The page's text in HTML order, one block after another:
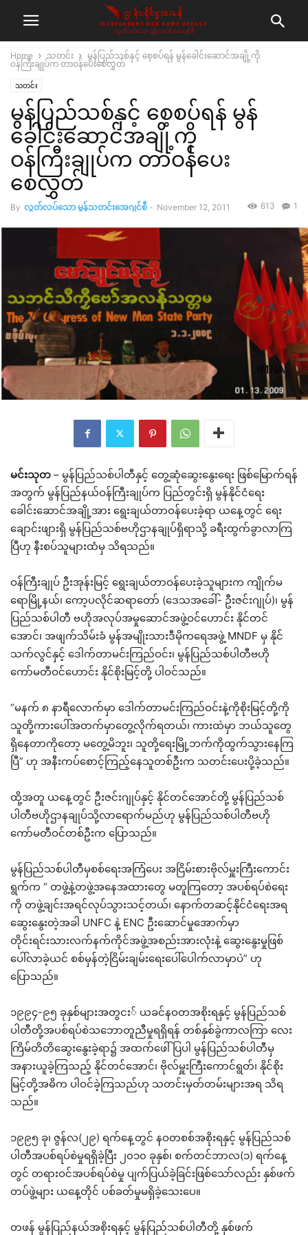
Home သတင်း
မွန်ပြည်သစ်နှင့် စေ့စပ်ရန် မွန်ခေါင်းဆောင်အချို့ကို
ဝန်ကြီးချုပ်က တာဝန်ပေးစေလွှတ်
သတင်း
မွန်ပြည်သစ်နှင့် စေ့စပ်ရန် မွန်
ခေါင်းဆောင်အချို့ကို
ဝန်ကြီးချုပ်က တာဝန်ပေး
စေလွှတ်
By လွတ်လပ်သော မွန်သတင်းအေဂျင်စီ - November 12, 2011 1
613
မင်းသုတ – မွန်ပြည်သစ်ပါတီနှင့် တွေ့ဆုံဆွေးနွေးရေး ဖြစ်မြောက်ရန်
အတွက် မွန်ပြည်နယ်ဝန်ကြီးချုပ်က ပြည်တွင်းရှိ မွန်နိုင်ငံရေး
ခေါင်းဆောင်အချို့အား ရွေးချယ်တာဝန်ပေးခဲ့ရာ ယနေ့တွင် ရေး
ချောင်းဖျားရှိ မွန်ပြည်သစ်ဗဟိုဌာနချုပ်ရှိရာသို့ ခရီးထွက်ခွာလာကြ
ပြီဟု နီးစပ်သူများထံမှ သိရသည်။
ဝန်ကြီးချုပ် ဦးအုန်းမြင့် ရွေးချယ်တာဝန်ပေးခဲ့သူများက ကျိုက်မ
ရောမြို့နယ်၊ ကော့ပလိုင်ဆရာတော် (ဒေသအခေါ်- ဦးဇင်းဂျုပ်)၊ မွန်
ပြည်သစ်ပါတီ ဗဟိုအလုပ်အမှုဆောင်အဖွဲ့ဝင်ဟောင်း နိုင်တင်
အောင်၊ အဖျက်သိမ်းခံ မွန်အမျိုးသားဒီမိုကရေအဖွဲ့ MNDF မှ နိုင်
သက်လွင်နှင့် ဒေါက်တာမင်းကြည်ဝင်း၊ မွန်ပြည်သစ်ပါတီဗဟို
ကော်မတီဝင်ဟောင်း နိုင်စိုးမြင့်တို့ ပါဝင်သည်။
“မနက် ၈ နာရီလောက်မှာ ဒေါက်တာမင်းကြည်ဝင်းနဲ့ကိုစိုးမြင့်တို့ကို
သူတို့ကားပေါ်အတက်မှာတွေ့လိုက်ရတယ်၊ ကားထဲမှာ ဘယ်သူတွေ
ရှိနေတာကိုတော့ မတွေ့မိဘူး၊ သူတို့ရေးမြို့ဘက်ကိုထွက်သွားနေကြ
ပြီ” ဟု အနီးကပ်စောင့်ကြည့်နေသူတစ်ဦးက သတင်းပေးပို့ခဲ့သည်။
ထို့အတူ ယနေ့တွင် ဦးဇင်းဂျုပ်နှင့် နိုင်တင်အောင်တို့ မွန်ပြည်သစ်
ပါတီဗဟိုဌာနချုပ်သို့လာရောက်မည်ဟု မွန်ပြည်သစ်ပါတီဗဟို
ကော်မတီဝင်တစ်ဦးက ပြောသည်။
မွန်ပြည်သစ်ပါတီမှစစ်ရေးအကြံပေး အငြိမ်းစားဗိုလ်မှူးကြီးကောင်း
ရွက်က “ တဖွဲ့နဲ့တဖွဲ့အနေအထားတွေ မတူကြတော့ အပစ်ရပ်စဲရေး
ကို တဖွဲ့ချင်းအရင်လုပ်သွားသင့်တယ်၊ နောက်တဆင့်နိုင်ငံရေးအရ
ဆွေးနွေးတဲ့အခါ UNFC နဲ့ ENC ဦးဆောင်မှုအောက်မှာ
တိုင်းရင်းသားလက်နက်ကိုင်အဖွဲ့အစည်းအားလုံးနဲ့ ဆွေးနွေးမှုဖြစ်
ပေါ်လာခဲ့ယင် စစ်မှန်တဲ့ငြိမ်းချမ်းရေးပေါ်ပေါက်လာမှာပဲ” ဟု
ပြောသည်။
၁၉၉၄-၉၅ ခုနှစ်များအတွငး် ယခင်နဝတအစိုးရနှင့် မွန်ပြည်သစ်
ပါတီတို့အပစ်ရပ်စဲသဘောတူညီမှုရရှိရန် တစ်နှစ်ခွဲကာလကြာ လေး
ကြိမ်တိတိဆွေးနွေးခဲ့ရာ၌ အထက်ဖေါ်ပြပါ မွန်ပြည်သစ်ပါတီမှ
အနားယူခဲ့ကြသည့် နိုင်တင်အောင်၊ ဗိုလ်မှူးကြီးကောင်ရွတ်၊ နိုင်စိုး
မြင့်တို့အဓိက ပါဝင်ခဲ့ကြသည်ဟု သတင်းမှတ်တမ်းများအရ သိရ
သည်။
၁၉၉၅ ခု၊ ဇွန်လ(၂၉) ရက်နေ့တွင် နဝတစစ်အစိုးရနှင့် မွန်ပြည်သစ်
ပါတီအပစ်ရပ်စဲမှုရရှိခဲ့ပြီး ၂၀၁၀ ခုနှစ်၊ စက်တင်ဘာလ(၁) ရက်နေ့
တွင် တရားဝင်အပစ်ရပ်စဲမှု ပျက်ပြယ်ခဲ့ခြင်းဖြစ်သော်လည်း နှစ်ဖက်
တပ်ဖွဲ့များ ယနေ့တိုင် ပစ်ခတ်မှုမရှိခဲ့သေးပေ။
တဖန် မွန်ပြည်နယ်အစိုးရနှင့် မွန်ပြည်သစ်ပါတီတို့ နှစ်ဖက်